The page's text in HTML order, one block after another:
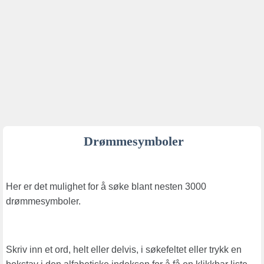
Drømmesymboler
Her er det mulighet for å søke blant nesten 3000
drømmesymboler.
Skriv inn et ord, helt eller delvis, i søkefeltet eller trykk en